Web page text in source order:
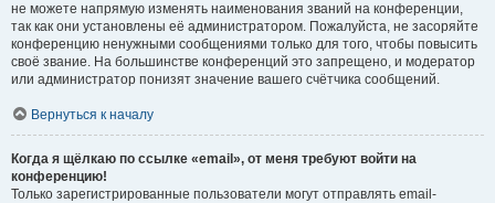
не можете напрямую изменять наименования званий на конференции,
так как они установлены её администратором. Пожалуйста, не засоряйте
конференцию ненужными сообщениями только для того, чтобы повысить
своё звание. На большинстве конференций это запрещено, и модератор
или администратор понизят значение вашего счётчика сообщений.
Вернуться к началу
Когда я щёлкаю по ссылке «email», от меня требуют войти на
конференцию!
Только зарегистрированные пользователи могут отправлять email-